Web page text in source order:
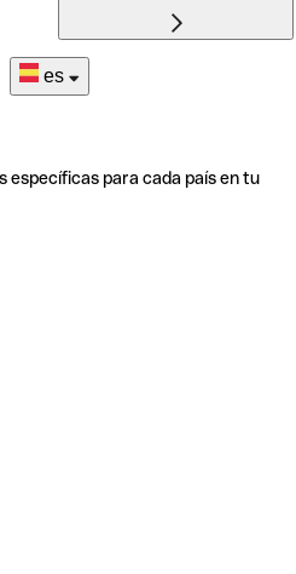
es
específicas para cada país en tu